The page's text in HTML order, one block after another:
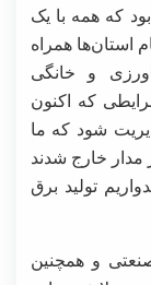
که همه با یک
استان‌ها همراه
و خانگی
که اکنون
شود که ما
از مدار خارج شدند
تولید برق
و همچنین